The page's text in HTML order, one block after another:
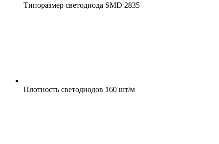
Типоразмер светодиода SMD 2835
Плотность светодиодов 160 шт/м